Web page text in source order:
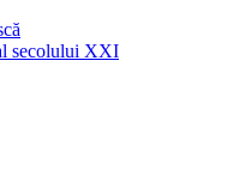
secolului XXI